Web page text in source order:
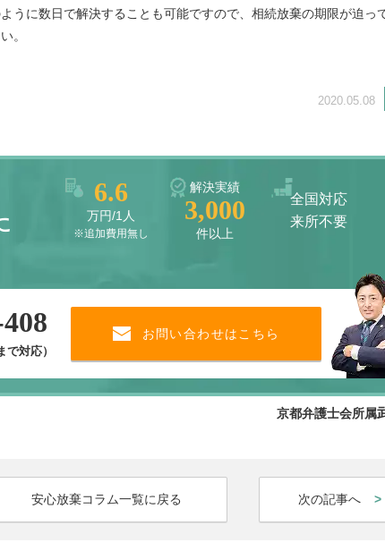
うに数日で解決することも可能ですので、相続放棄の期限が迫っ
。
2020.05.08
6.6
万円/1人
※追加費用無し
解決実績
3,000
件以上
全国対応
来所不要
対応）
お問い合わせはこちら
京都弁護士会所属
安心放棄コラム一覧に戻る 次の記事へ